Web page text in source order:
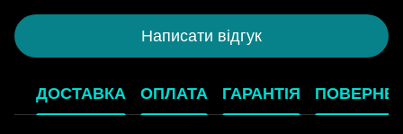
Написати відгук
ДОСТАВКА ОПЛАТА ГАРАНТІЯ